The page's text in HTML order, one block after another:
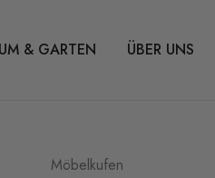
& GARTEN ÜBER UNS
Möbelkufen